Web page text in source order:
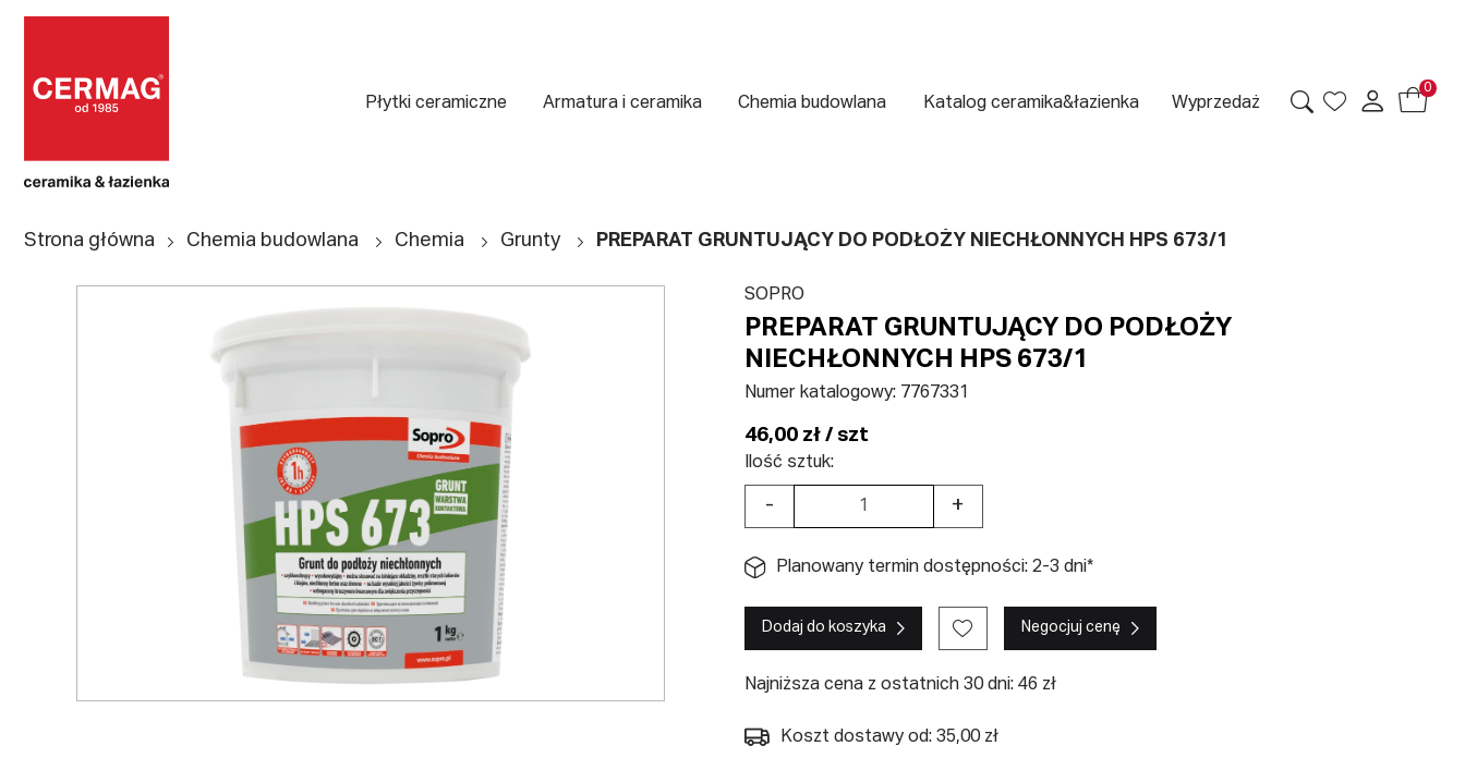
Płytki ceramiczne Armatura i ceramika Chemia budowlana Katalog ceramika&łazienka Wyprzedaż
0
Strona główna Chemia budowlana Chemia Grunty PREPARAT GRUNTUJĄCY DO PODŁOŻY NIECHŁONNYCH HPS 673/1
SOPRO
PREPARAT GRUNTUJĄCY DO PODŁOŻY
NIECHŁONNYCH HPS 673/1
Numer katalogowy: 7767331
46,00 zł / szt
Ilość sztuk:
- +
Planowany termin dostępności: 2-3 dni*
Dodaj do koszyka Negocjuj cenę
Najniższa cena z ostatnich 30 dni: 46 zł
Koszt dostawy od: 35,00 zł